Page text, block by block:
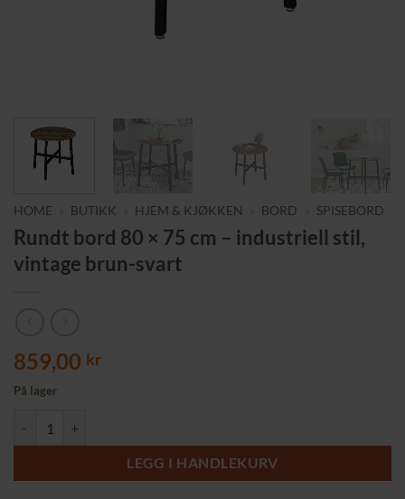
HOME BUTIKK HJEM & KJØKKEN BORD SPISEBORD
Rundt bord 80 × 75 cm – industriell stil,
vintage brun-svart
859,00 kr
På lager
LEGG I HANDLEKURV